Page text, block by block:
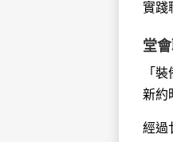
實踐
堂
「
新約
經過